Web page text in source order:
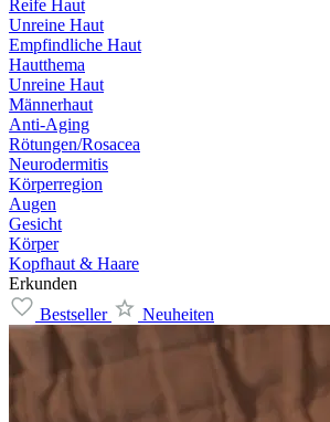
Reife Haut
Unreine Haut
Empfindliche Haut
Hautthema
Unreine Haut
Männerhaut
Anti-Aging
Rötungen/Rosacea
Neurodermitis
Körperregion
Augen
Gesicht
Körper
Kopfhaut & Haare
Erkunden
Bestseller
Neuheiten